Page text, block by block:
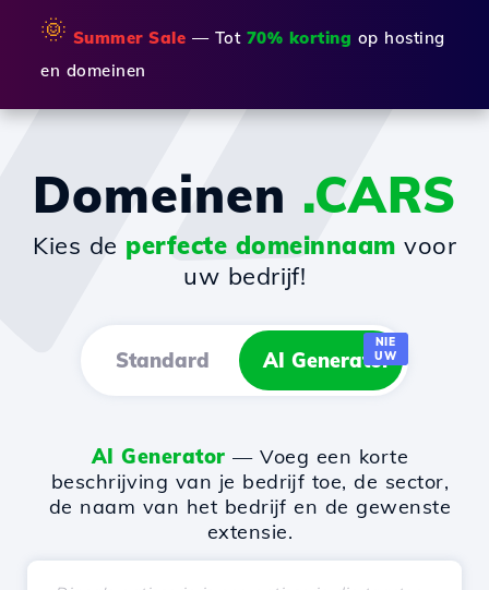
🌞 Summer Sale — Tot 70% korting op hosting
en domeinen
Domeinen .CARS
Kies de perfecte domeinnaam voor
uw bedrijf!
Standard AI Generator
NIE
UW
AI Generator — Voeg een korte
beschrijving van je bedrijf toe, de sector,
de naam van het bedrijf en de gewenste
extensie.